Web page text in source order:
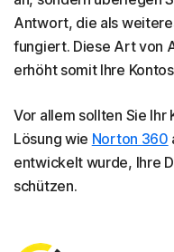
Antwort, die als
fungiert. Diese Art von
erhöht somit Ihre
Vor allem sollten Sie
Lösung wie Norton 360
entwickelt wurde, Ihre
schützen.